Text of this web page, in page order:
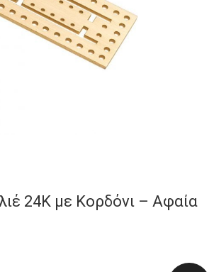
24K με Κορδόνι – Αφαία